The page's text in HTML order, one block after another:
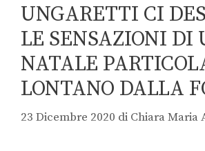
UNGARETTI CI
LE SENSAZIONI DI
NATALE
LONTANO DALLA
23 Dicembre 2020 di Chiara Maria